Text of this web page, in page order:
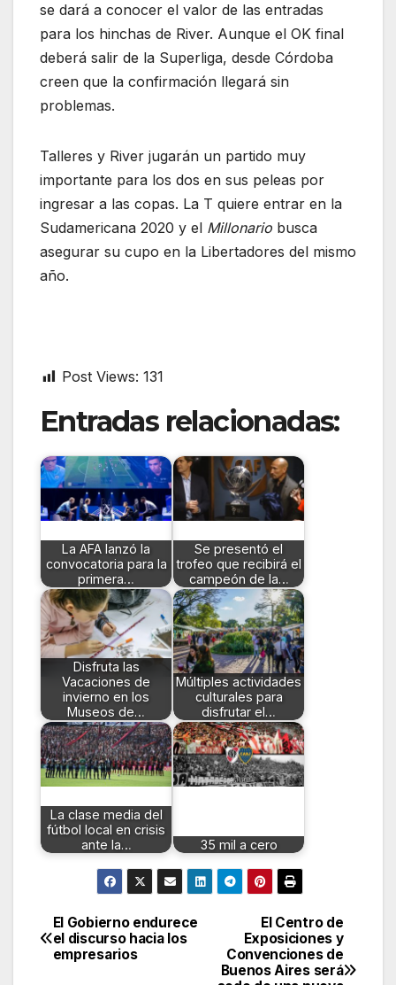
se dará a conocer el valor de las entradas
para los hinchas de River. Aunque el OK final
deberá salir de la Superliga, desde Córdoba
creen que la confirmación llegará sin
problemas.
Talleres y River jugarán un partido muy
importante para los dos en sus peleas por
ingresar a las copas. La T quiere entrar en la
Sudamericana 2020 y el Millonario busca
asegurar su cupo en la Libertadores del mismo
año.
Post Views: 131
Entradas relacionadas:
La AFA lanzó la
convocatoria para la
primera…
Se presentó el
trofeo que recibirá el
campeón de la…
Disfruta las
Vacaciones de
invierno en los
Museos de…
Múltiples actividades
culturales para
disfrutar el…
La clase media del
fútbol local en crisis
ante la…
35 mil a cero
Navegación
de
El Centro de
Exposiciones y
Convenciones de
Buenos Aires será
El Gobierno endurece
el discurso hacia los
empresarios